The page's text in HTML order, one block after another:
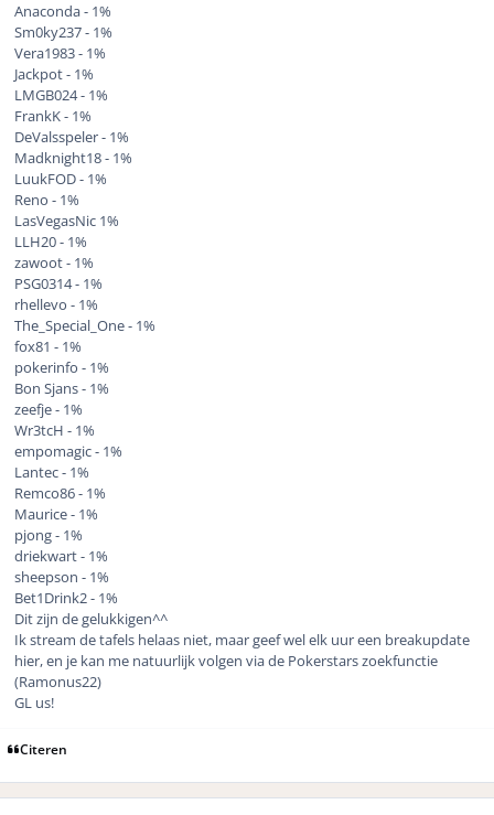
Anaconda - 1%
Sm0ky237 - 1%
Vera1983 - 1%
Jackpot - 1%
LMGB024 - 1%
FrankK - 1%
DeValsspeler - 1%
Madknight18 - 1%
LuukFOD - 1%
Reno - 1%
LasVegasNic 1%
LLH20 - 1%
zawoot - 1%
PSG0314 - 1%
rhellevo - 1%
The_Special_One - 1%
fox81 - 1%
pokerinfo - 1%
Bon Sjans - 1%
zeefje - 1%
Wr3tcH - 1%
empomagic - 1%
Lantec - 1%
Remco86 - 1%
Maurice - 1%
pjong - 1%
driekwart - 1%
sheepson - 1%
Bet1Drink2 - 1%
Dit zijn de gelukkigen^^
Ik stream de tafels helaas niet, maar geef wel elk uur een breakupdate
hier, en je kan me natuurlijk volgen via de Pokerstars zoekfunctie
(Ramonus22)
GL us!
Citeren